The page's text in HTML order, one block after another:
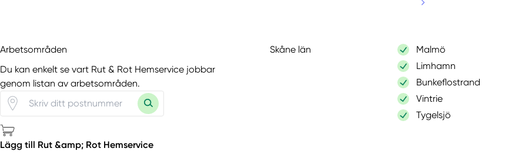
Arbetsområden
Du kan enkelt se vart Rut & Rot Hemservice jobbar
genom listan av arbetsområden.
Lägg till Rut &amp; Rot Hemservice
Skåne län
Malmö
Limhamn
Bunkeflostrand
Vintrie
Tygelsjö